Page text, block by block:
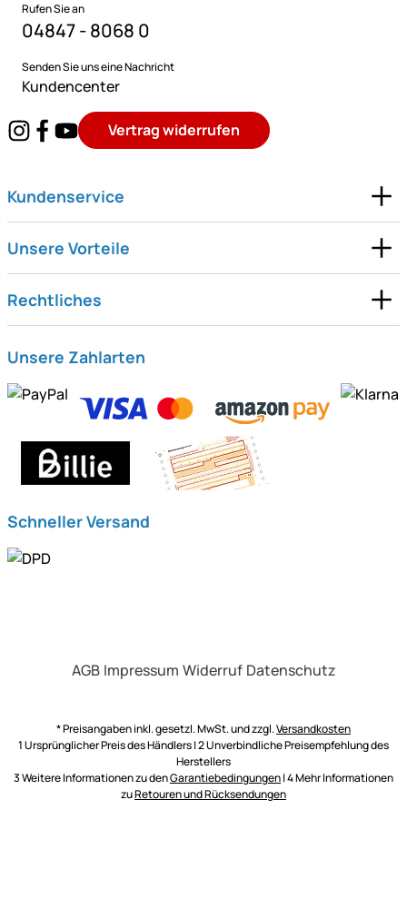
Rufen Sie an
04847 - 8068 0
Senden Sie uns eine Nachricht
Kundencenter
Vertrag widerrufen
Kundenservice
Unsere Vorteile
Rechtliches
Unsere Zahlarten
Schneller Versand
AGB Impressum Widerruf Datenschutz
* Preisangaben inkl. gesetzl. MwSt. und zzgl.Versandkosten
1 Ursprünglicher Preis des Händlers | 2 Unverbindliche Preisempfehlung des
Herstellers
3 Weitere Informationen zu denGarantiebedingungen| 4 Mehr Informationen
zuRetouren und Rücksendungen